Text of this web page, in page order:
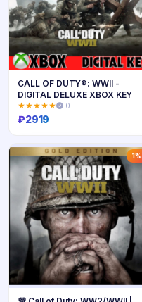
Купить
CALL OF DUTY®: WWII -
DIGITAL DELUXE XBOX KEY
★★★★★ 0
₽2919
1%